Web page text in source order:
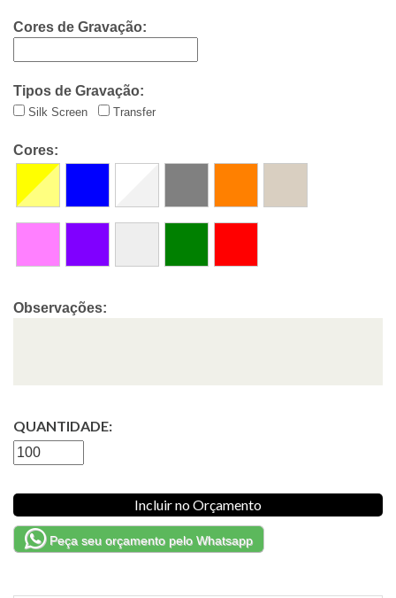
Cores de Gravação:
Tipos de Gravação:
Silk Screen Transfer
Cores:
Observações:
QUANTIDADE:
Incluir no Orçamento
Peça seu orçamento pelo Whatsapp